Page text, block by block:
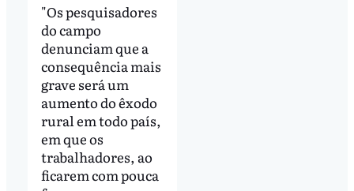
"Os pesquisadores
do campo
denunciam que a
consequência mais
grave será um
aumento do êxodo
rural em todo país,
em que os
trabalhadores, ao
ficarem com pouca